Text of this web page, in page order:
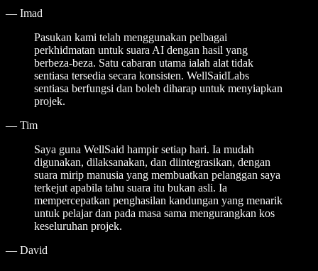
— Imad
Pasukan kami telah menggunakan pelbagai
perkhidmatan untuk suara AI dengan hasil yang
berbeza-beza. Satu cabaran utama ialah alat tidak
sentiasa tersedia secara konsisten. WellSaidLabs
sentiasa berfungsi dan boleh diharap untuk menyiapkan
projek.
— Tim
Saya guna WellSaid hampir setiap hari. Ia mudah
digunakan, dilaksanakan, dan diintegrasikan, dengan
suara mirip manusia yang membuatkan pelanggan saya
terkejut apabila tahu suara itu bukan asli. Ia
mempercepatkan penghasilan kandungan yang menarik
untuk pelajar dan pada masa sama mengurangkan kos
keseluruhan projek.
— David